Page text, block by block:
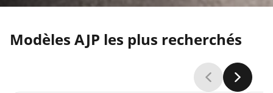
Modèles AJP les plus recherchés